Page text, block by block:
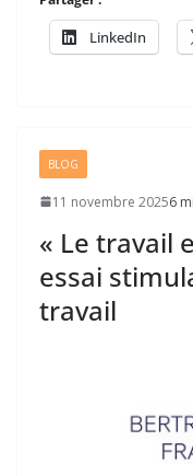
LinkedIn
BLOG
11 novembre 20256
« Le travail
essai
travail